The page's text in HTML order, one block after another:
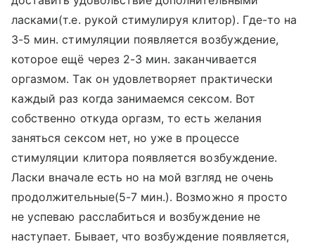
ласками(т.е. рукой стимулируя клитор). Где-то на
3-5 мин. стимуляции появляется возбуждение,
которое ещё через 2-3 мин. заканчивается
оргазмом. Так он удовлетворяет практически
каждый раз когда занимаемся сексом. Вот
собственно откуда оргазм, то есть желания
заняться сексом нет, но уже в процессе
стимуляции клитора появляется возбуждение.
Ласки вначале есть но на мой взгляд не очень
продолжительные(5-7 мин.). Возможно я просто
не успеваю расслабиться и возбуждение не
наступает. Бывает, что возбуждение появляется,